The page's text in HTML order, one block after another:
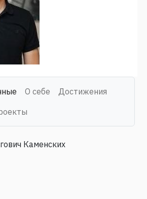
О себе
Достижения
Каменских